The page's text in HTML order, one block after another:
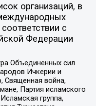
организаций, в
с
Федерации
Объединенных сил
Ичкерии и
Священная война,
Партия исламского
группа,